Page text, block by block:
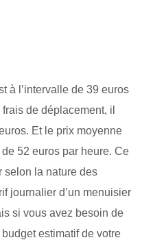
à l’intervalle de 39 euros
de déplacement, il
Et le prix moyenne
52 euros par heure. Ce
selon la nature des
journalier d’un menuisier
si vous avez besoin de
estimatif de votre